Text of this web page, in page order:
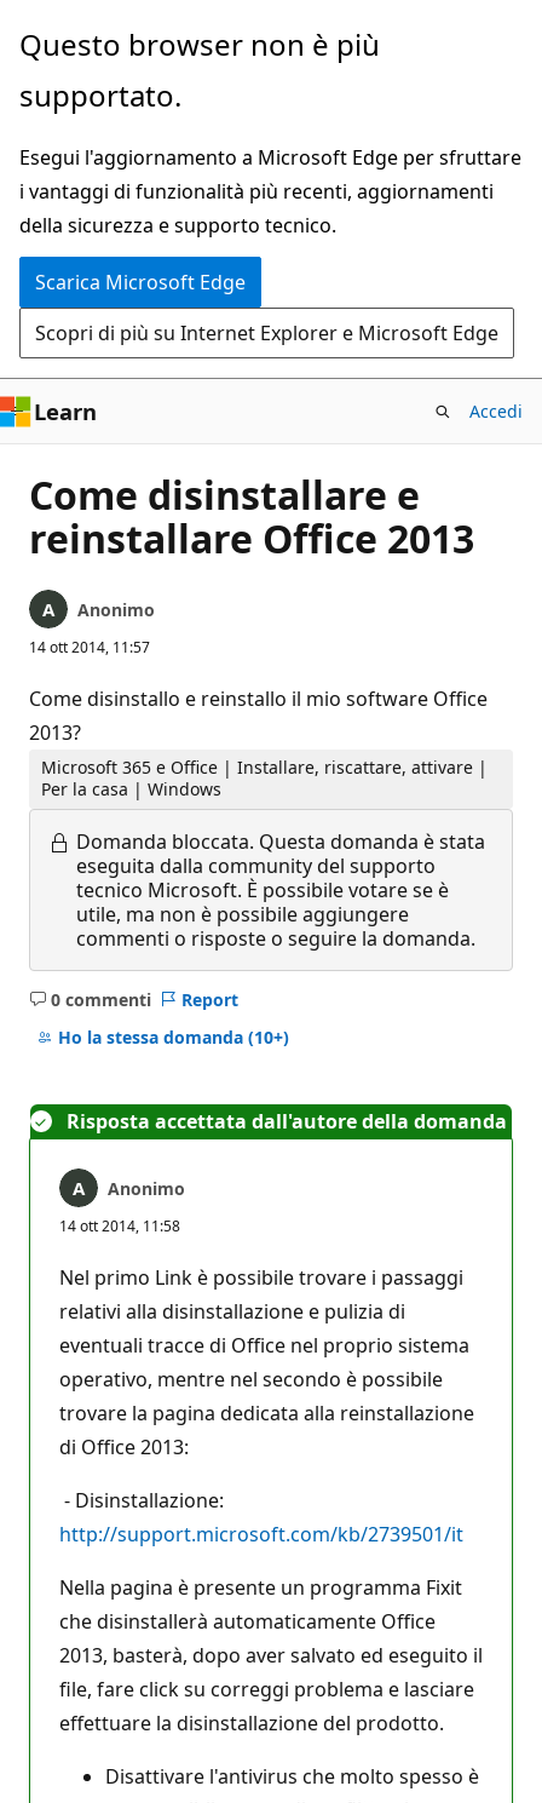
Ignora
passa
contenuto
principale
Questo browser non è più
supportato.
Esegui l'aggiornamento a Microsoft Edge per sfruttare
i vantaggi di funzionalità più recenti, aggiornamenti
della sicurezza e supporto tecnico.
Scarica Microsoft Edge
Scopri di più su Internet Explorer e Microsoft Edge
Learn Accedi
Come disinstallare e
reinstallare Office 2013
Anonimo
14 ott 2014, 11:57
Come disinstallo e reinstallo il mio software Office
2013?
Microsoft 365 e Office | Installare, riscattare, attivare |
Per la casa | Windows
Domanda bloccata. Questa domanda è stata
eseguita dalla community del supporto
tecnico Microsoft. È possibile votare se è
utile, ma non è possibile aggiungere
commenti o risposte o seguire la domanda.
0 commenti
Nessun
commento
Report
Ho la stessa domanda (10+)
Risposta accettata dall'autore della domanda
Anonimo
14 ott 2014, 11:58
Nel primo Link è possibile trovare i passaggi
relativi alla disinstallazione e pulizia di
eventuali tracce di Office nel proprio sistema
operativo, mentre nel secondo è possibile
trovare la pagina dedicata alla reinstallazione
di Office 2013:
- Disinstallazione:
http://support.microsoft.com/kb/2739501/it
Nella pagina è presente un programma Fixit
che disinstallerà automaticamente Office
2013, basterà, dopo aver salvato ed eseguito il
file, fare click su correggi problema e lasciare
effettuare la disinstallazione del prodotto.
Disattivare l'antivirus che molto spesso è